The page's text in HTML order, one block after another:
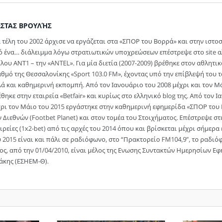
ΒΡΟΥΛΉΣ
τέλη του 2002 άρχισε να εργάζεται στα «ΣΠΟΡ του Βορρά» και στην
ένα… διάλειμμα λόγω στρατιωτικών υποχρεώσεων επέστρεψε στο site
ΑΝΤ1 – την «ANTEL». Για μία διετία (2007-2009) βρέθηκε στον
της Θεσσαλονίκης «Sport 103.0 FM», έχοντας υπό την επίβλεψή του
και καθημερινή εκπομπή. Από τον Ιανουάριο του 2008 μέχρι και τον
στην εταιρεία «Betfair» και κυρίως στο ελληνικό blog της. Από τον
τον Μάιο του 2015 εργάστηκε στην καθημερινή εφημερίδα «ΣΠΟΡ
Διεθνών (Footbet Planet) και στον τομέα του Στοιχήματος. Επέστρεψε
(1x2-bet) από τις αρχές του 2014 όπου και βρίσκεται μέχρι
2015 είναι και πάλι σε ραδιόφωνο, στο “Πρακτορείο FM104,9”, το
από την 01/04/2010, είναι μέλος της Ενωσης Συντακτών Ημερησίων
(ΕΣΗΕΜ-Θ).